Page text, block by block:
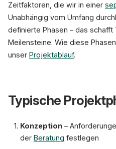
Zeitfaktoren, die wir in einer
Unabhängig vom Umfang
definierte Phasen – das schafft
Meilensteine. Wie diese
unser Projektablauf.
Typische
Konzeption –
der Beratung festlegen